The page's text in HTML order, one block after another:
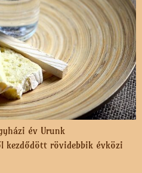
év Urunk
kezdődött rövidebbik évközi